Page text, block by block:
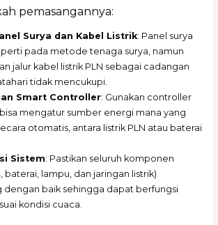
pemasangannya:
Surya dan Kabel Listrik: Panel surya
pada metode tenaga surya, namun
jalur kabel listrik PLN sebagai cadangan
tidak mencukupi.
Smart Controller: Gunakan controller
mengatur sumber energi mana yang
otomatis, antara listrik PLN atau baterai
Sistem: Pastikan seluruh komponen
baterai, lampu, dan jaringan listrik)
dengan baik sehingga dapat berfungsi
kondisi cuaca.